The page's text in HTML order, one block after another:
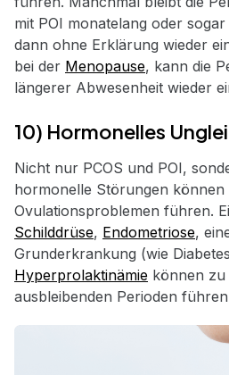
mit POI monatelang oder
dann ohne Erklärung wieder
bei der Menopause, kann die
längerer Abwesenheit wieder
10) Hormonelles
Nicht nur PCOS und POI,
hormonelle Störungen können
Ovulationsproblemen führen.
Schilddrüse, Endometriose,
Grunderkrankung (wie
Hyperprolaktinämie können zu
ausbleibenden Perioden